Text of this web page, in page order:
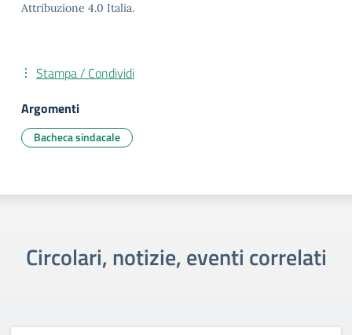
Attribuzione 4.0 Italia.
Stampa / Condividi
Argomenti
Bacheca sindacale
Circolari, notizie, eventi correlati